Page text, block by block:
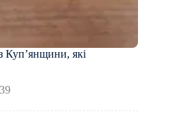
Купʼянщини, які